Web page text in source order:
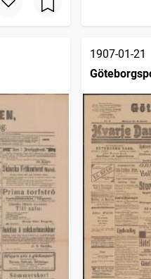
1907-01-21